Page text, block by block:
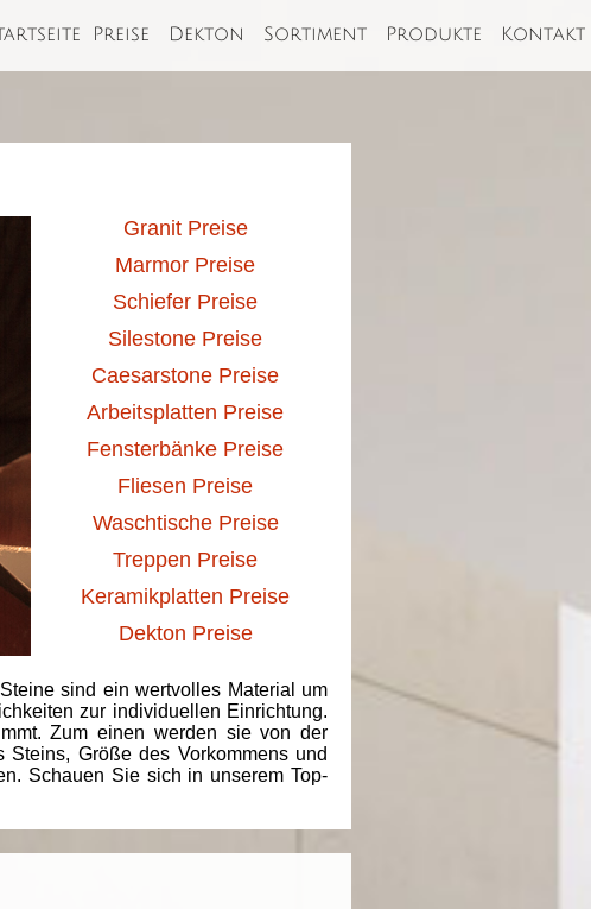
Preise Dekton Sortiment Produkte Kontakt
Granit Preise
Marmor Preise
Schiefer Preise
Silestone Preise
Caesarstone Preise
Arbeitsplatten Preise
Fensterbänke Preise
Fliesen Preise
Waschtische Preise
Treppen Preise
Keramikplatten Preise
Dekton Preise
sind ein wertvolles Material um
zur individuellen Einrichtung.
Zum einen werden sie von der
Größe des Vorkommens und
Schauen Sie sich in unserem Top-